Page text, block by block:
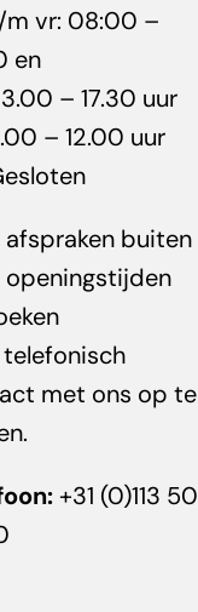
m vr: 08:00 –
en
– 17.30 uur
– 12.00 uur
afspraken buiten
openingstijden
met ons op te
+31 (0)113 50